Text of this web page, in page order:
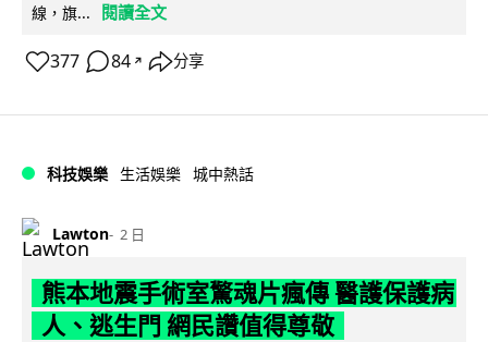
線，旗...
閱讀全文
377 84 ↗ 分享
科技娛樂 生活娛樂 城中熱話
Lawton 2 日
熊本地震手術室驚魂片瘋傳 醫護保護病
人、逃生門 網民讚值得尊敬